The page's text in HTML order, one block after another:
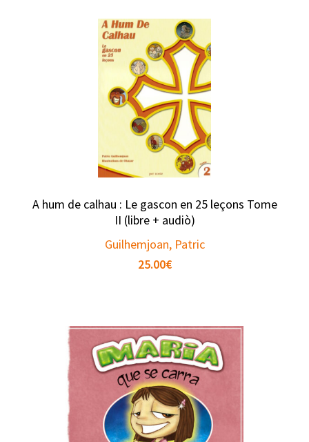
A hum de calhau : Le gascon en 25 leçons Tome
II (libre + audiò)
Guilhemjoan, Patric
25.00€